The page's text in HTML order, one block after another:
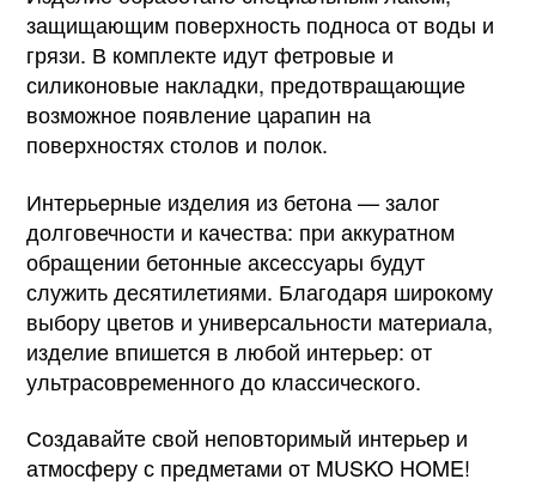
защищающим поверхность подноса от воды и
грязи. В комплекте идут фетровые и
силиконовые накладки, предотвращающие
возможное появление царапин на
поверхностях столов и полок.
Интерьерные изделия из бетона — залог
долговечности и качества: при аккуратном
обращении бетонные аксессуары будут
служить десятилетиями. Благодаря широкому
выбору цветов и универсальности материала,
изделие впишется в любой интерьер: от
ультрасовременного до классического.
Создавайте свой неповторимый интерьер и
атмосферу с предметами от MUSKO HOME!